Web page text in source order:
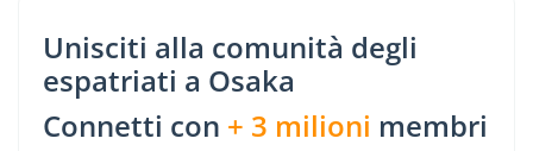
Unisciti alla comunità degli
espatriati a Osaka
Connetti con + 3 milioni membri